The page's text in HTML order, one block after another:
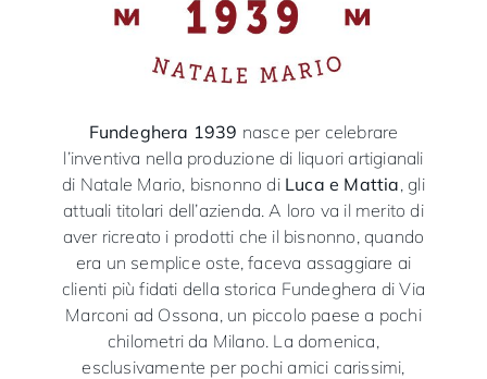
Fundeghera 1939 nasce per celebrare
l’inventiva nella produzione di liquori artigianali
di Natale Mario, bisnonno di Luca e Mattia, gli
attuali titolari dell’azienda. A loro va il merito di
aver ricreato i prodotti che il bisnonno, quando
era un semplice oste, faceva assaggiare ai
clienti più fidati della storica Fundeghera di Via
Marconi ad Ossona, un piccolo paese a pochi
chilometri da Milano. La domenica,
esclusivamente per pochi amici carissimi,